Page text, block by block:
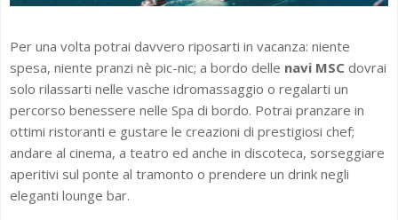
Per una volta potrai davvero riposarti in vacanza: niente
spesa, niente pranzi nè pic-nic; a bordo delle navi MSC dovrai
solo rilassarti nelle vasche idromassaggio o regalarti un
percorso benessere nelle Spa di bordo. Potrai pranzare in
ottimi ristoranti e gustare le creazioni di prestigiosi chef;
andare al cinema, a teatro ed anche in discoteca, sorseggiare
aperitivi sul ponte al tramonto o prendere un drink negli
eleganti lounge bar.